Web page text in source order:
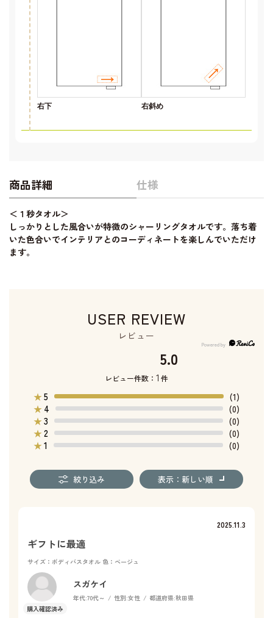
右下 右斜め
商品詳細 仕様
＜１秒タオル＞
しっかりとした風合いが特徴のシャーリングタオルです。落ち着
いた色合いでインテリアとのコーディネートを楽しんでいただけ
ます。
USER REVIEW
レビュー
5.0
レビュー件数： 1 件
★5
(1)
★ 4
(0)
★3
(0)
★2
(0)
★1 (0)
絞り込み 表示：新しい順
2025.11.3
ギフトに最適
サイズ：ボディバスタオル 色：ベージュ
スガケイ
年代:70代～ 性別:女性 都道府県:秋田県